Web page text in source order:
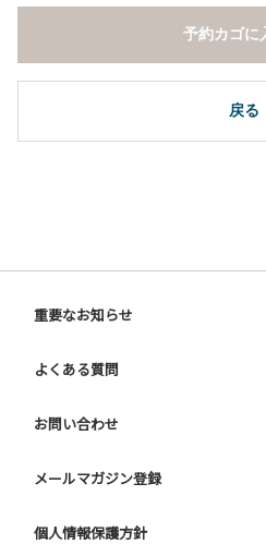
床面から高さ60cm以上離してご
８.炭火の利用後は炭の鎮火の確
９.BBQ台（BBQコンロやグリル
10.駐車場や芝生スペースを含め
テントの設営、テーブル・椅子
２.安全管理上、お子様の単独
４.ご訪問客とのサイト内での面
６.周囲に迷惑となるような行為
７.BBQ台（BBQコンロやグリル
さい。
９ ユニットハウス内のシンクで
戻る
予約カゴに
重要なお知らせ
よくある質問
お問い合わせ
メールマガジン登録
個人情報保護方針